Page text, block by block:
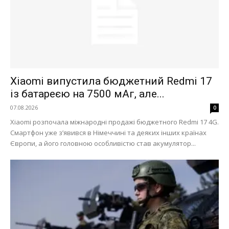
Xiaomi випустила бюджетний Redmi 17
із батареєю на 7500 мАг, але...
07.08.2026 0
Xiaomi розпочала міжнародні продажі бюджетного Redmi 17 4G.
Смартфон уже з’явився в Німеччині та деяких інших країнах
Європи, а його головною особливістю став акумулятор...